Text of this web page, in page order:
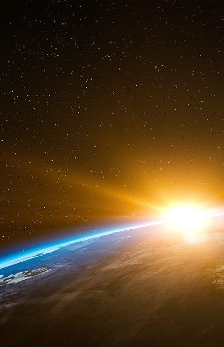
Dans la catégorie Allié·es leaders, et
représentante du secteur conseil, Héloïse
Wyman, référente au bureau parisien du
œuvre pour la diversité et l’inclusion des
reçu ce prix. C’est une marque de
nous faisons chez Oliver Wyman en matière
que la parole se libère et que les mentalités
que la responsabilité de la diversité et de
seules épaules de cette minorité que sont
majorité – et c’est la même chose pour la
question de l’inclusion devienne un non-
Dheilly.
Cette ingénieure des Ponts ParisTech
et 2021 à Boston, New York et Paris, depuis
suite impliquée dans le collectif prOWd.
sensibilisée à la diversité et à l’inclusion dès
fait son coming out et a vécu un véritable
ensuite fait partie de l’association LGBT
s’engager dans le groupe d’inclusion des
Deux autres consultants en stratégie ont
Cercle dans une autre catégorie, celle des
quarantaine de lauréats, Florent Couasnon,
Anthonioz, case team leader chez Roland
Out, premier programme de mentoring à
LGBTQI+ en France.